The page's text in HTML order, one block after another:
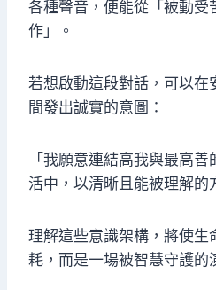
各種聲音，便能從「被動受
作」。
若想啟動這段對話，可以在
間發出誠實的意圖：
「我願意連結高我與最高
活中，以清晰且能被理解的
理解這些意識架構，將使生
耗，而是一場被智慧守護的